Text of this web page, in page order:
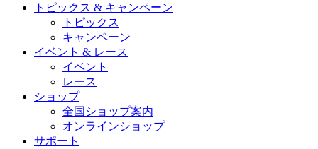
トピックス & キャンペーン
トピックス
キャンペーン
イベント & レース
イベント
レース
ショップ
全国ショップ案内
オンラインショップ
サポート